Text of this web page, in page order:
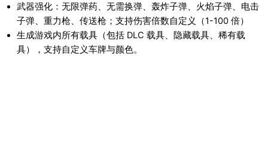
武器强化：无限弹药、无需换弹、轰炸子弹、火焰子弹、电击
子弹、重力枪、传送枪；支持伤害倍数自定义（1-100 倍）
生成游戏内所有载具（包括 DLC 载具、隐藏载具、稀有载
具），支持自定义车牌与颜色。